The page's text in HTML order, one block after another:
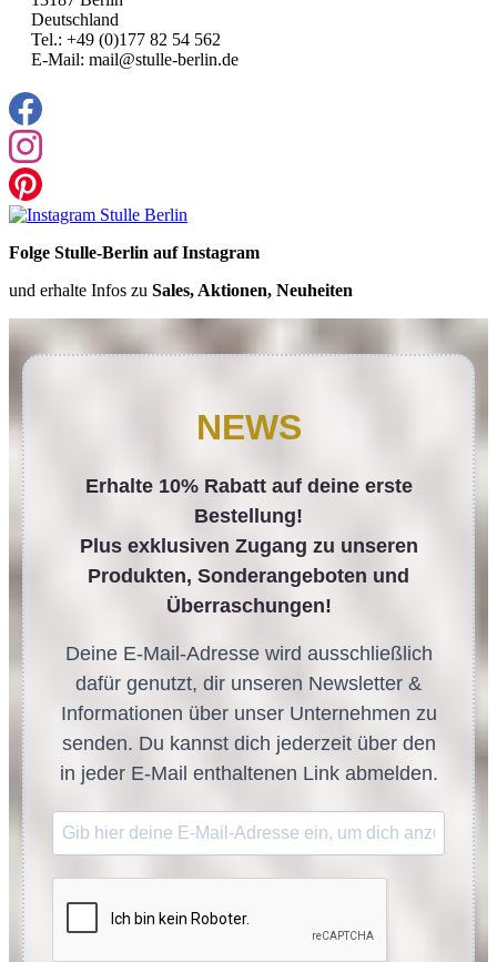
Deutschland
Tel.: +49 (0)177 82 54 562
E-Mail: mail@stulle-berlin.de
Folge Stulle-Berlin auf Instagram
und erhalte Infos zu Sales, Aktionen, Neuheiten
NEWS
Erhalte 10% Rabatt auf deine erste
Bestellung!
Plus exklusiven Zugang zu unseren
Produkten, Sonderangeboten und
Überraschungen!
Deine E-Mail-Adresse wird ausschließlich
dafür genutzt, dir unseren Newsletter &
Informationen über unser Unternehmen zu
senden. Du kannst dich jederzeit über den
in jeder E-Mail enthaltenen Link abmelden.